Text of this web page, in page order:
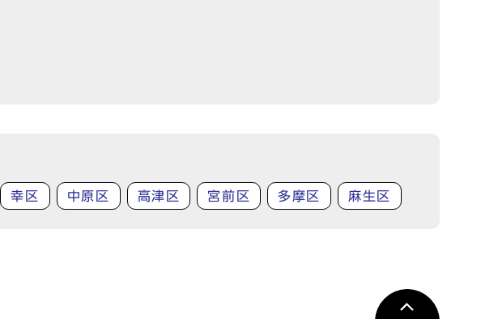
幸区 中原区 高津区 宮前区 多摩区 麻生区